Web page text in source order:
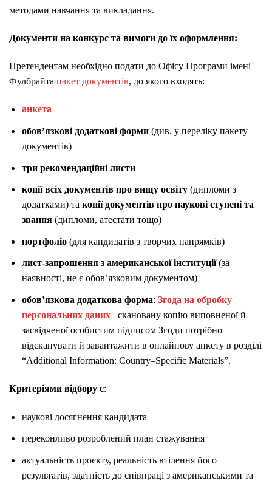
методами навчання та викладання.
Документи на конкурс та вимоги до їх оформлення:
Претендентам необхідно подати до Офісу Програми імені
Фулбрайта пакет документів, до якого входять:
анкета
обов’язкові додаткові форми(див. у переліку пакету
документів)
три рекомендаційні листи
копії всіх документів про вищу освіту(дипломи з
додатками) та копії документів про наукові ступені та
звання (дипломи, атестати тощо)
портфоліо(для кандидатів з творчих напрямків)
лист-запрошення з американської інституції(за
наявності, не є обов’язковим документом)
обов’язкова додаткова форма: Згода на обробку
персональних даних–скановану копію виповненої й
засвідченої особистим підписом Згоди потрібно
відсканувати й завантажити в онлайнову анкету в розділі
“Additional Information: Country–Specific Materials”.
Критеріями відбору є:
наукові досягнення кандидата
переконливо розроблений план стажування
актуальність проєкту, реальність втілення його
результатів, здатність до співпраці з американськими та